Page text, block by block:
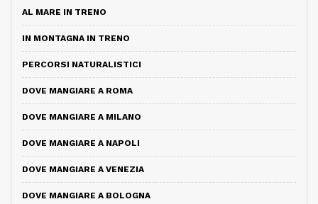
AL MARE IN TRENO
IN MONTAGNA IN TRENO
PERCORSI NATURALISTICI
DOVE MANGIARE A ROMA
DOVE MANGIARE A MILANO
DOVE MANGIARE A NAPOLI
DOVE MANGIARE A VENEZIA
DOVE MANGIARE A BOLOGNA